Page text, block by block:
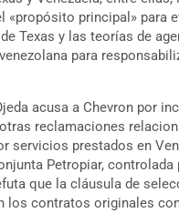
«propósito principal» para
Texas y las teorías de
para
acusa a Chevron por
reclamaciones
servicios prestados en
Petropiar, controlada
que la cláusula de
los contratos originales